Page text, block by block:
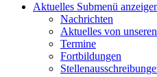
Aktuelles Submenü
Nachrichten
Aktuelles von
Termine
Fortbildungen